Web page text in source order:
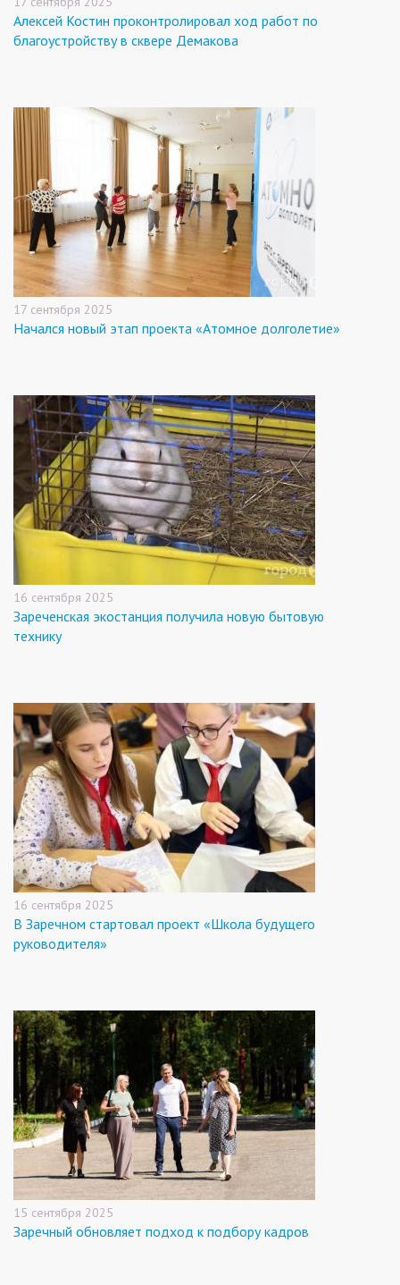
Алексей Костин проконтролировал ход работ по
благоустройству в сквере Демакова
17 сентября 2025
Начался новый этап проекта «Атомное долголетие»
16 сентября 2025
Зареченская экостанция получила новую бытовую
технику
16 сентября 2025
В Заречном стартовал проект «Школа будущего
руководителя»
15 сентября 2025
Заречный обновляет подход к подбору кадров